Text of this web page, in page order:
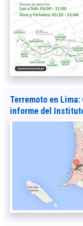
Terremoto en
informe del